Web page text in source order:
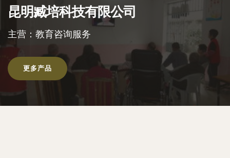
昆明臧培科技有限公司
主营：教育咨询服务
更多产品